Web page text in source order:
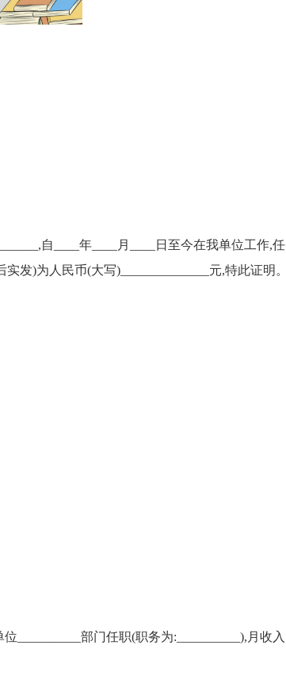
自____年____月____日至今在我单位工作,任
发)为人民币(大写)______________元,特此证明。
__________部门任职(职务为:__________),月收入